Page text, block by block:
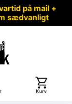
på mail +
sædvanligt
Kurv